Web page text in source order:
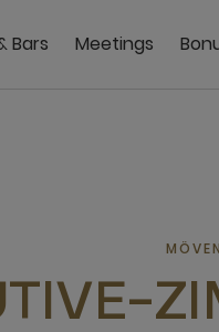
Bars Meetings